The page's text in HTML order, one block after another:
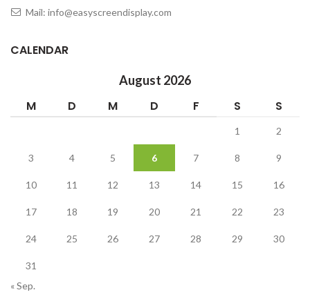
Mail: info@easyscreendisplay.com
CALENDAR
August 2026
M D M D F S S
1 2
3 4 5 6 7 8 9
10 11 12 13 14 15 16
17 18 19 20 21 22 23
24 25 26 27 28 29 30
31
« Sep.